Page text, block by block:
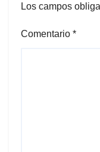
Los campos
Comentario *